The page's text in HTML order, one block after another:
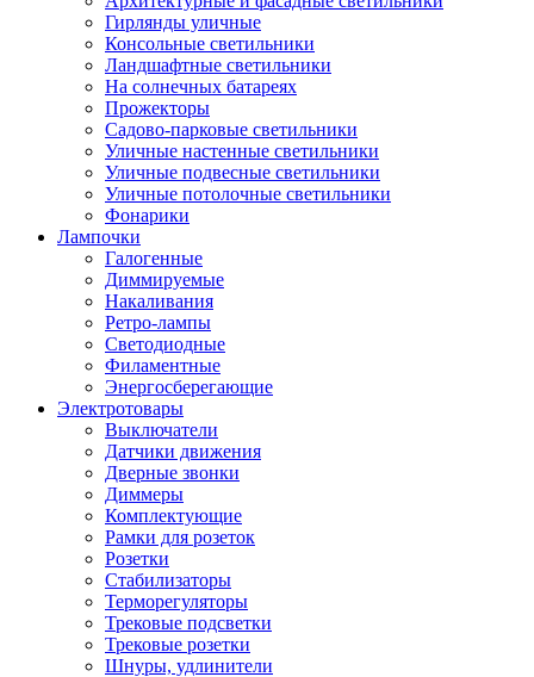
Гирлянды уличные
Консольные светильники
Ландшафтные светильники
На солнечных батареях
Прожекторы
Садово-парковые светильники
Уличные настенные светильники
Уличные подвесные светильники
Уличные потолочные светильники
Фонарики
Лампочки
Галогенные
Диммируемые
Накаливания
Ретро-лампы
Светодиодные
Филаментные
Энергосберегающие
Электротовары
Выключатели
Датчики движения
Дверные звонки
Диммеры
Комплектующие
Рамки для розеток
Розетки
Стабилизаторы
Терморегуляторы
Трековые подсветки
Трековые розетки
Шнуры, удлинители